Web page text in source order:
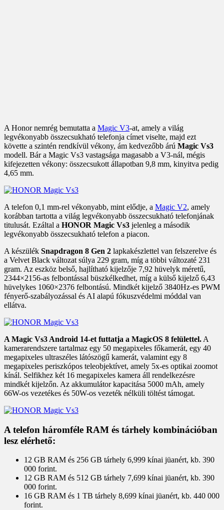
A Honor nemrég bemutatta a Magic V3-at, amely a világ
legvékonyabb összecsukható telefonja címet viselte, majd ezt
követte a szintén rendkívül vékony, ám kedvezőbb árú Magic Vs3
modell. Bár a Magic Vs3 vastagsága magasabb a V3-nál, mégis
kifejezetten vékony: összecsukott állapotban 9,8 mm, kinyitva pedig
4,65 mm.
A telefon 0,1 mm-rel vékonyabb, mint elődje, a Magic V2, amely
korábban tartotta a világ legvékonyabb összecsukható telefonjának
titulusát. Ezáltal a HONOR Magic Vs3 jelenleg a második
legvékonyabb összecsukható telefon a piacon.
A készülék Snapdragon 8 Gen 2 lapkakészlettel van felszerelve és
a Velvet Black változat súlya 229 gram, míg a többi változaté 231
gram. Az eszköz belső, hajlítható kijelzője 7,92 hüvelyk méretű,
2344×2156-as felbontással büszkélkedhet, míg a külső kijelző 6,43
hüvelykes 1060×2376 felbontású. Mindkét kijelző 3840Hz-es PWM
fényerő-szabályozással és AI alapú fókuszvédelmi móddal van
ellátva.
A Magic Vs3 Android 14-et futtatja a MagicOS 8 felülettel. A
kamerarendszere tartalmaz egy 50 megapixeles főkamerát, egy 40
megapixeles ultraszéles látószögű kamerát, valamint egy 8
megapixeles periszkópos teleobjektívet, amely 5x-es optikai zoomot
kínál. Selfikhez két 16 megapixeles kamera áll rendelkezésre
mindkét kijelzőn. Az akkumulátor kapacitása 5000 mAh, amely
66W-os vezetékes és 50W-os vezeték nélküli töltést támogat.
A telefon háromféle RAM és tárhely kombinációban
lesz elérhető:
12 GB RAM és 256 GB tárhely 6,999 kínai jüanért, kb. 390
000 forint.
12 GB RAM és 512 GB tárhely 7,699 kínai jüanért, kb. 390
000 forint.
16 GB RAM és 1 TB tárhely 8,699 kínai jüanért, kb. 440 000
forint.